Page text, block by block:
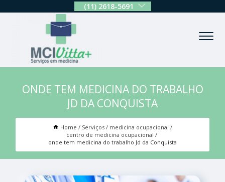
(11) 2618-5691
ONDE TEM MEDICINA DO TRABALHO
JD DA CONQUISTA
Home Serviços
medicina ocupacional
centro de medicina ocupacional
onde tem medicina do trabalho Jd da Conquista